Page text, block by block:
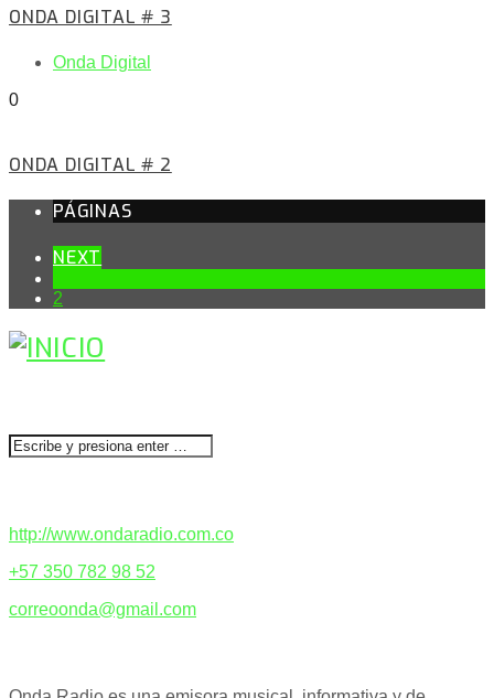
ONDA DIGITAL # 3
Onda Digital
0
ONDA DIGITAL # 2
PÁGINAS
NEXT
2
http://www.ondaradio.com.co
+57 350 782 98 52
correoonda@gmail.com